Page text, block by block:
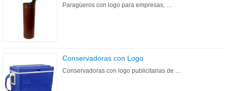
Paragüeros con logo para empresas, …
Conservadoras con Logo
Conservadoras con logo publicitarias de …